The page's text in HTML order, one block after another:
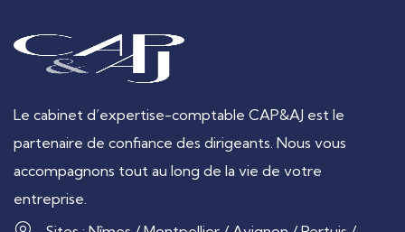
Le cabinet d’expertise-comptable CAP&AJ est le
partenaire de confiance des dirigeants. Nous vous
accompagnons tout au long de la vie de votre
entreprise.